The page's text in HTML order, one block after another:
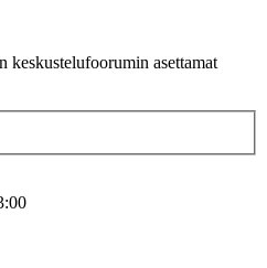
keskustelufoorumin asettamat